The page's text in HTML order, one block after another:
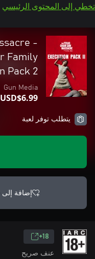
تخطي إلى المحتوى الرئيسي
-
Family
Pack 2
Gun Media
USD$6.99
يتطلب توفر لعبة
إضافة إلى
18+
عنف صريح